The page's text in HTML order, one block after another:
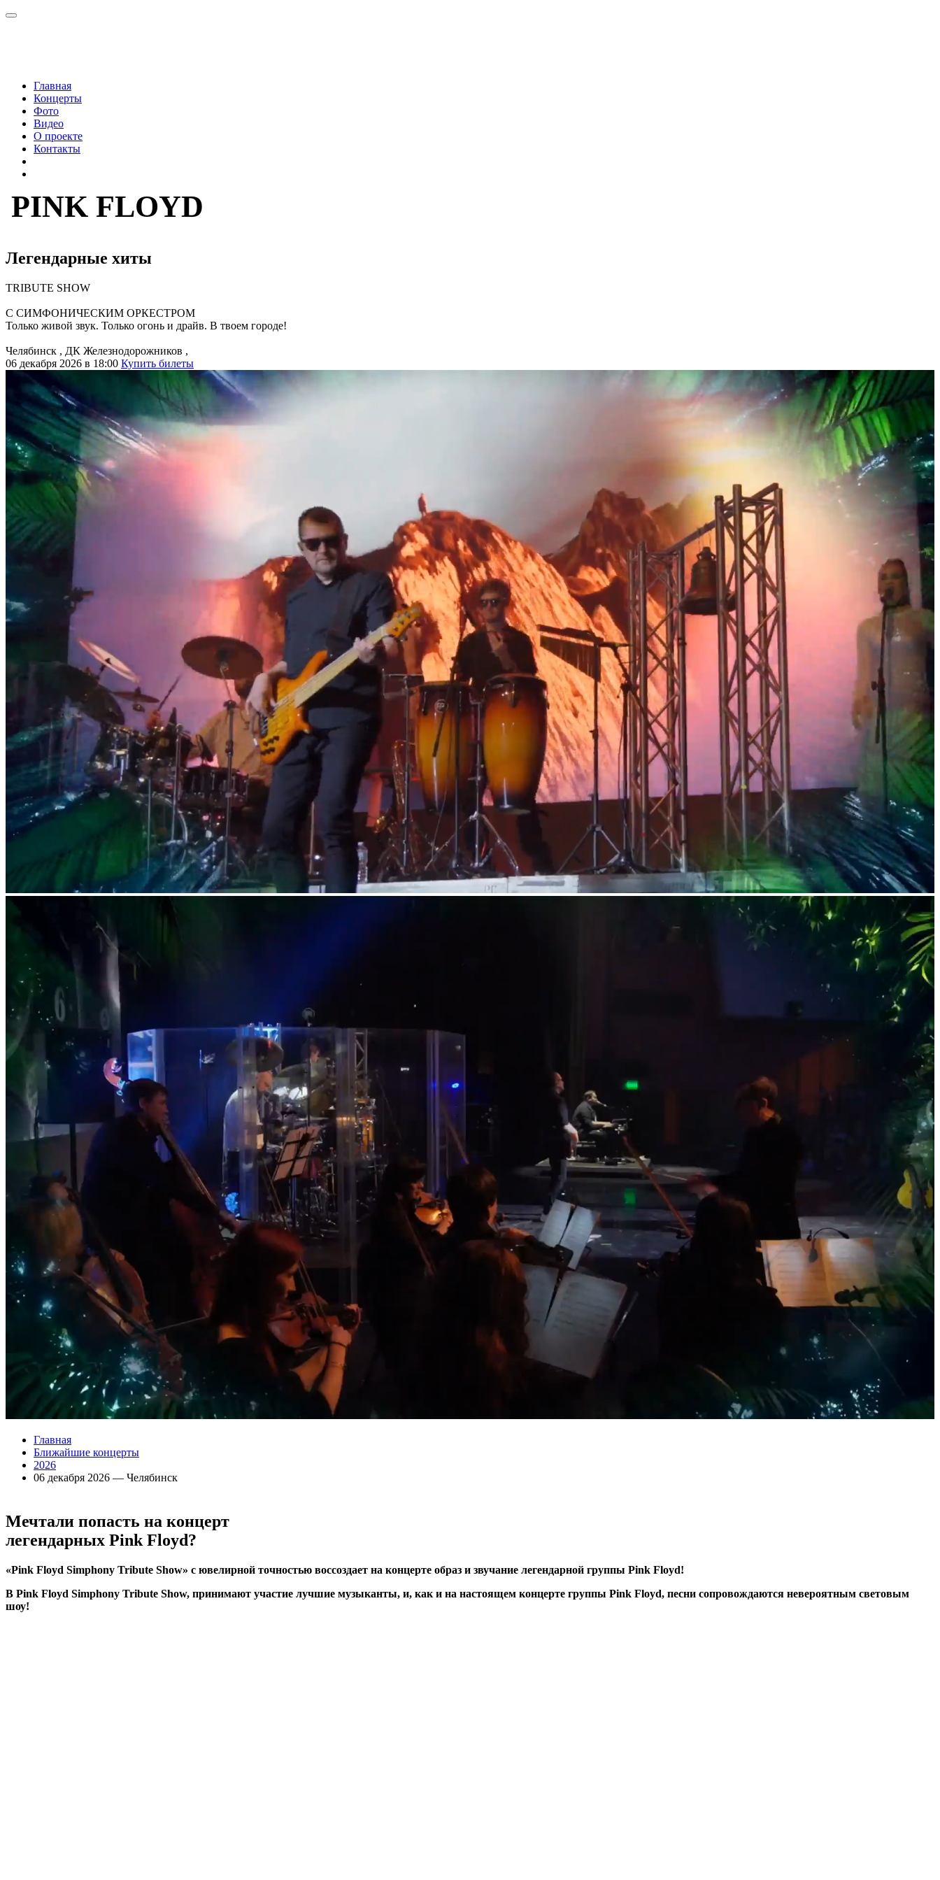
Главная
Концерты
Фото
Видео
О проекте
Контакты
PINK FLOYD
Легендарные хиты
TRIBUTE SHOW
С СИМФОНИЧЕСКИМ ОРКЕСТРОМ
Только живой звук. Только огонь и драйв. В твоем городе!
Челябинск , ДК Железнодорожников ,
06 декабря 2026 в 18:00 Купить билеты
Главная
Ближайшие концерты
2026
06 декабря 2026 — Челябинск
Мечтали попасть на концерт
легендарных Pink Floyd?
«Pink Floyd Simphony Tribute Show» с ювелирной точностью воссоздает на концерте образ и звучание легендарной группы Pink Floyd!
В Pink Floyd Simphony Tribute Show, принимают участие лучшие музыканты, и, как и на настоящем концерте группы Pink Floyd, песни сопровождаются невероятным световым
шоу!